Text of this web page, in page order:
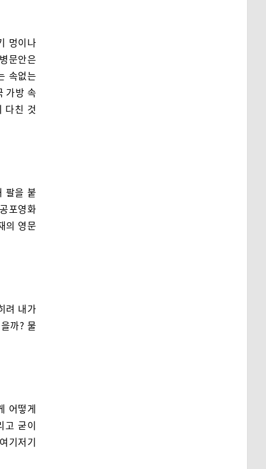
멍이나
문안은
속없는
가방 속
다친 것
팔을 붙
포영화
의 영문
려 내가
까? 물
어떻게
고 굳이
기저기